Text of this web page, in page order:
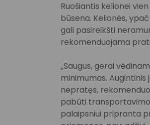
Ruošiantis kelionei
būsena. Kelionės,
gali pasireikšti
rekomenduojama
„Saugus, gerai
minimumas.
nepratęs,
pabūti transportavimo
palaipsniui pripranta